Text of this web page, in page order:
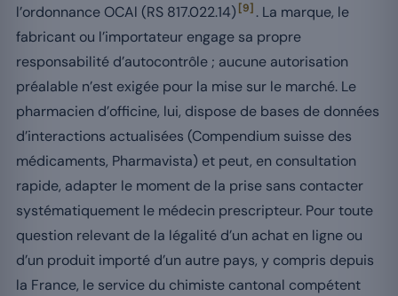
l’ordonnance OCAl (RS 817.022.14) [9] . La marque, le
fabricant ou l’importateur engage sa propre
responsabilité d’autocontrôle ; aucune autorisation
préalable n’est exigée pour la mise sur le marché. Le
pharmacien d’officine, lui, dispose de bases de données
d’interactions actualisées (Compendium suisse des
médicaments, Pharmavista) et peut, en consultation
rapide, adapter le moment de la prise sans contacter
systématiquement le médecin prescripteur. Pour toute
question relevant de la légalité d’un achat en ligne ou
d’un produit importé d’un autre pays, y compris depuis
la France, le service du chimiste cantonal compétent